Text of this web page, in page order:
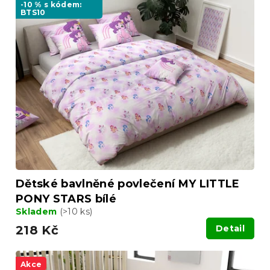
-10 % s kódem:
BTS10
Dětské bavlněné povlečení MY LITTLE
PONY STARS bílé
Skladem (>10 ks)
218 Kč Detail
Akce